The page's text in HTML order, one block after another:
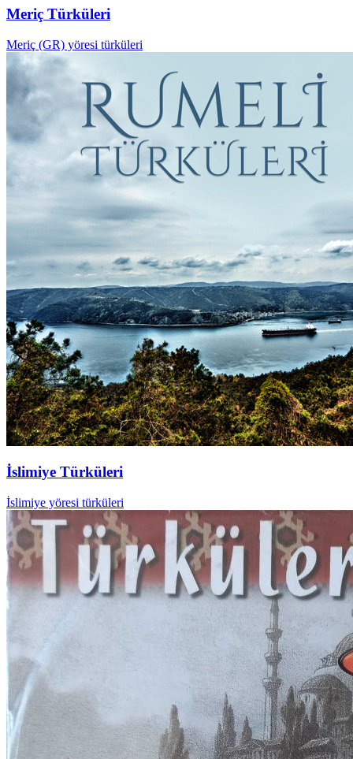
Meriç Türküleri
Meriç (GR) yöresi türküleri
İslimiye Türküleri
İslimiye yöresi türküleri